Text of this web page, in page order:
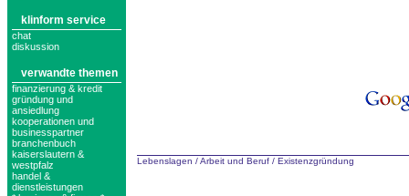
klinform service
chat
diskussion
verwandte themen
finanzierung & kredit
gründung und
ansiedlung
kooperationen und
businesspartner
branchenbuch
kaiserslautern &
westpfalz
handel &
dienstleistungen
Lebenslagen /Arbeit und Beruf / Existenzgründung